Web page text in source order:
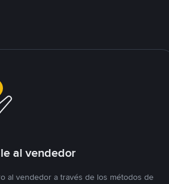
al vendedor
al vendedor a través de los métodos de